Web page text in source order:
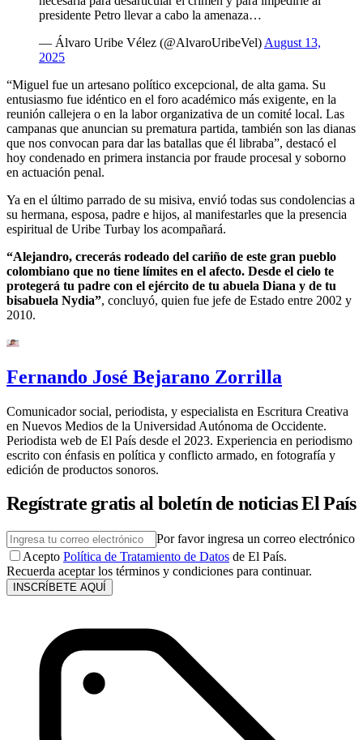
presidente Petro llevar a cabo la amenaza…
— Álvaro Uribe Vélez (@AlvaroUribeVel) August 13,
2025
“Miguel fue un artesano político excepcional, de alta gama. Su
entusiasmo fue idéntico en el foro académico más exigente, en la
reunión callejera o en la labor organizativa de un comité local. Las
campanas que anuncian su prematura partida, también son las dianas
que nos convocan para dar las batallas que él libraba”, destacó el
hoy condenado en primera instancia por fraude procesal y soborno
en actuación penal.
Ya en el último parrado de su misiva, envió todas sus condolencias a
su hermana, esposa, padre e hijos, al manifestarles que la presencia
espiritual de Uribe Turbay los acompañará.
“Alejandro, crecerás rodeado del cariño de este gran pueblo
colombiano que no tiene límites en el afecto. Desde el cielo te
protegerá tu padre con el ejército de tu abuela Diana y de tu
bisabuela Nydia”, concluyó, quien fue jefe de Estado entre 2002 y
2010.
Fernando José Bejarano Zorrilla
Comunicador social, periodista, y especialista en Escritura Creativa
en Nuevos Medios de la Universidad Autónoma de Occidente.
Periodista web de El País desde el 2023. Experiencia en periodismo
escrito con énfasis en política y conflicto armado, en fotografía y
edición de productos sonoros.
Regístrate gratis al boletín de noticias El País
Por favor ingresa un correo electrónico
Acepto Política de Tratamiento de Datos de El País.
Recuerda aceptar los términos y condiciones para continuar.
INSCRÍBETE AQUÍ